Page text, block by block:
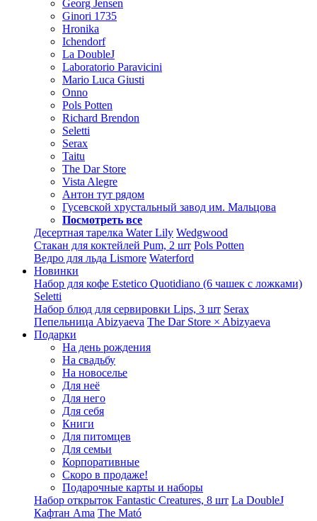
Georg Jensen
Ginori 1735
Hronika
Ichendorf
La DoubleJ
Laboratorio Paravicini
Mario Luca Giusti
Onno
Pols Potten
Richard Brendon
Seletti
Serax
Taitu
The Dar Store
Vista Alegre
Антон тут рядом
Гусевской хрустальный завод им. Мальцова
Посмотреть все
Десертная тарелка Water Lily Wedgwood
Стакан для коктейлей Pum, 2 шт Pols Potten
Ведро для льда Lismore Waterford
Новинки
Набор для кофе Estetico Quotidiano (6 чашек с ложками)
Seletti
Набор блюд для сервировки Lips, 3 шт Serax
Пепельница Abizyaeva The Dar Store × Abizyaeva
Подарки
На день рождения
На свадьбу
На новоселье
Для неё
Для него
Для себя
Книги
Для питомцев
Для семьи
Корпоративные
Скоро в продаже!
Подарочные карты и наборы
Набор открыток Fantastic Creatures, 8 шт La DoubleJ
Кафтан Ama The Mató